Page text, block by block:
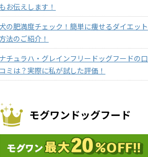
もお伝えします！
犬の肥満度チェック！簡単に痩せるダイエット
法のご紹介！
ナチュラハ・グレインフリードッグフードの口
コミは？実際に私が試した評価！
モグワンドッグフード